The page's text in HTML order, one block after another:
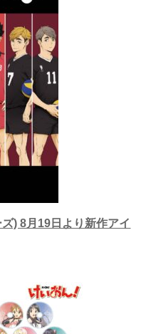
) 8月19日より新作アイ